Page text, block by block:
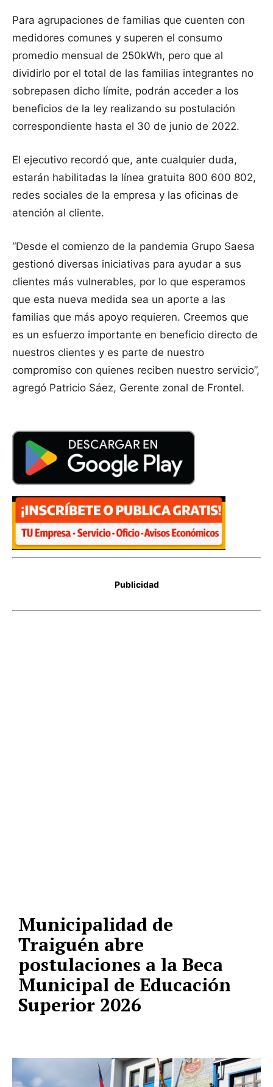
Para agrupaciones de familias que cuenten con
medidores comunes y superen el consumo
promedio mensual de 250kWh, pero que al
dividirlo por el total de las familias integrantes no
sobrepasen dicho límite, podrán acceder a los
beneficios de la ley realizando su postulación
correspondiente hasta el 30 de junio de 2022.
El ejecutivo recordó que, ante cualquier duda,
estarán habilitadas la línea gratuita 800 600 802,
redes sociales de la empresa y las oficinas de
atención al cliente.
“Desde el comienzo de la pandemia Grupo Saesa
gestionó diversas iniciativas para ayudar a sus
clientes más vulnerables, por lo que esperamos
que esta nueva medida sea un aporte a las
familias que más apoyo requieren. Creemos que
es un esfuerzo importante en beneficio directo de
nuestros clientes y es parte de nuestro
compromiso con quienes reciben nuestro servicio”,
agregó Patricio Sáez, Gerente zonal de Frontel.
Publicidad